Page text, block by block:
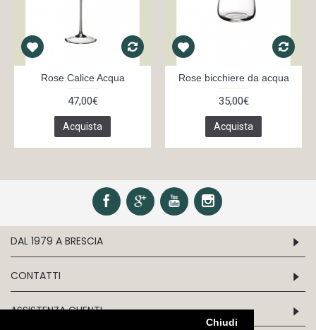
Chiudi
Rose Calice Acqua
47,00€
Acquista
Rose bicchiere da acqua
35,00€
Acquista
DAL 1979 A BRESCIA
CONTATTI
ASSISTENZA CLIENTI